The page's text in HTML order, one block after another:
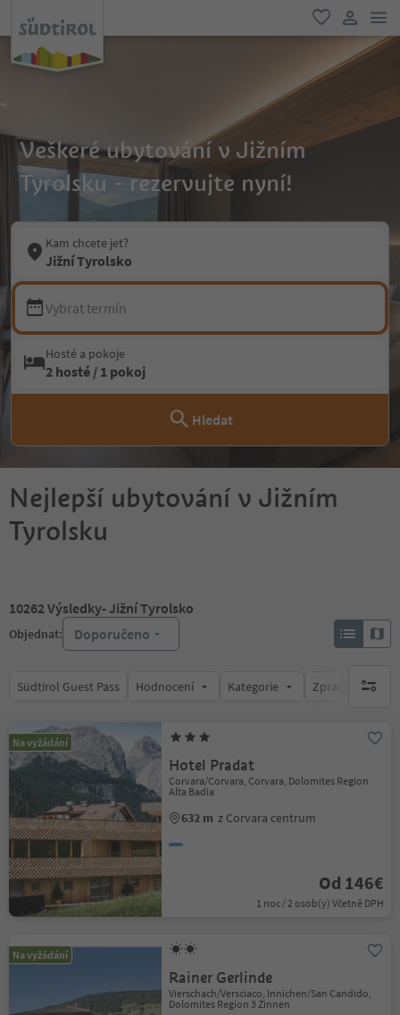
oblíbené
Veškeré ubytování v Jižním
Tyrolsku - rezervujte nyní!
Kam chcete jet?
Jižní Tyrolsko
Vybrat termín
Hosté a pokoje
2 hosté / 1 pokoj
Hledat
Nejlepší ubytování v Jižním
Tyrolsku
10262Výsledky- Jižní Tyrolsko
Objednat: Doporučeno
Südtirol Guest Pass Hodnocení Kategorie Zpracovávábrak
Na vyžádání
Hotel Pradat
Corvara/Corvara, Corvara, Dolomites Region
Alta Badia
632 m z Corvara centrum
Od 146€
1 noc / 2 osob(y) Včetně DPH
Na vyžádání
Rainer Gerlinde
Vierschach/Versciaco, Innichen/San Candido,
Dolomites Region 3 Zinnen